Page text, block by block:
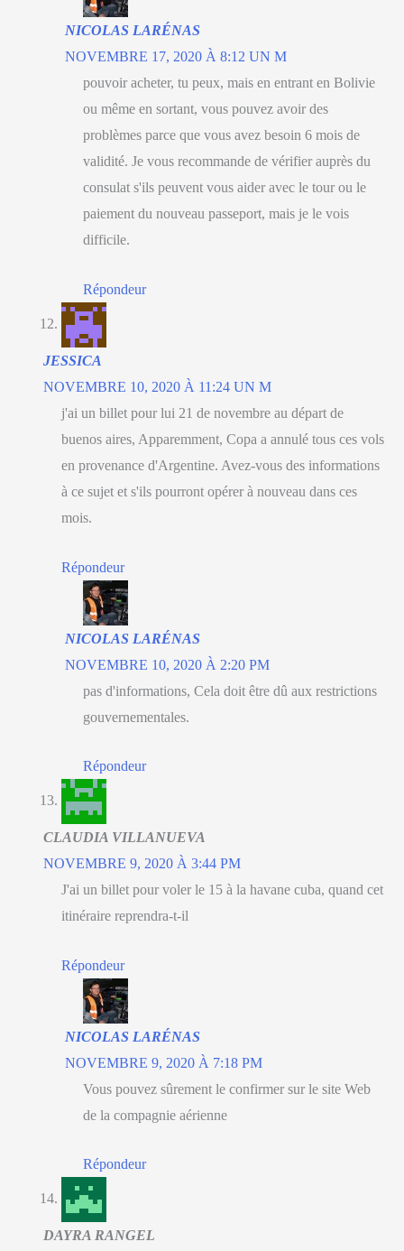
NICOLAS LARÉNAS
NOVEMBRE 17, 2020 À 8:12 UN M
pouvoir acheter, tu peux, mais en entrant en Bolivie
ou même en sortant, vous pouvez avoir des
problèmes parce que vous avez besoin 6 mois de
validité. Je vous recommande de vérifier auprès du
consulat s'ils peuvent vous aider avec le tour ou le
paiement du nouveau passeport, mais je le vois
difficile.
Répondeur
JESSICA
NOVEMBRE 10, 2020 À 11:24 UN M
j'ai un billet pour lui 21 de novembre au départ de
buenos aires, Apparemment, Copa a annulé tous ces vols
en provenance d'Argentine. Avez-vous des informations
à ce sujet et s'ils pourront opérer à nouveau dans ces
mois.
Répondeur
NICOLAS LARÉNAS
NOVEMBRE 10, 2020 À 2:20 PM
pas d'informations, Cela doit être dû aux restrictions
gouvernementales.
Répondeur
CLAUDIA VILLANUEVA
NOVEMBRE 9, 2020 À 3:44 PM
J'ai un billet pour voler le 15 à la havane cuba, quand cet
itinéraire reprendra-t-il
Répondeur
NICOLAS LARÉNAS
NOVEMBRE 9, 2020 À 7:18 PM
Vous pouvez sûrement le confirmer sur le site Web
de la compagnie aérienne
Répondeur
DAYRA RANGEL